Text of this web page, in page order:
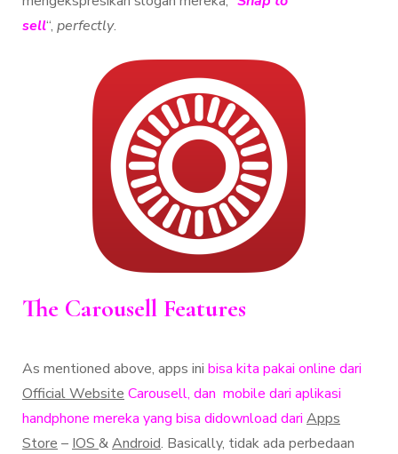
sell“, perfectly.
The Carousell Features
As mentioned above, apps ini bisa kita pakai online dari
Official Website Carousell, dan mobile dari aplikasi
handphone mereka yang bisa didownload dari Apps
Store – IOS &Android. Basically, tidak ada perbedaan